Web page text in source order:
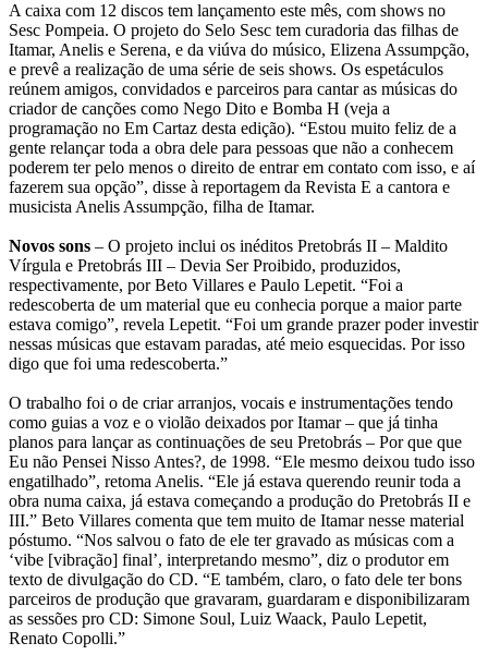
A caixa com 12 discos tem lançamento este mês, com shows no
Sesc Pompeia. O projeto do Selo Sesc tem curadoria das filhas de
Itamar, Anelis e Serena, e da viúva do músico, Elizena Assumpção,
e prevê a realização de uma série de seis shows. Os espetáculos
reúnem amigos, convidados e parceiros para cantar as músicas do
criador de canções como Nego Dito e Bomba H (veja a
programação no Em Cartaz desta edição). “Estou muito feliz de a
gente relançar toda a obra dele para pessoas que não a conhecem
poderem ter pelo menos o direito de entrar em contato com isso, e aí
fazerem sua opção”, disse à reportagem da Revista E a cantora e
musicista Anelis Assumpção, filha de Itamar.
Novos sons – O projeto inclui os inéditos Pretobrás II – Maldito
Vírgula e Pretobrás III – Devia Ser Proibido, produzidos,
respectivamente, por Beto Villares e Paulo Lepetit. “Foi a
redescoberta de um material que eu conhecia porque a maior parte
estava comigo”, revela Lepetit. “Foi um grande prazer poder investir
nessas músicas que estavam paradas, até meio esquecidas. Por isso
digo que foi uma redescoberta.”
O trabalho foi o de criar arranjos, vocais e instrumentações tendo
como guias a voz e o violão deixados por Itamar – que já tinha
planos para lançar as continuações de seu Pretobrás – Por que que
Eu não Pensei Nisso Antes?, de 1998. “Ele mesmo deixou tudo isso
engatilhado”, retoma Anelis. “Ele já estava querendo reunir toda a
obra numa caixa, já estava começando a produção do Pretobrás II e
III.” Beto Villares comenta que tem muito de Itamar nesse material
póstumo. “Nos salvou o fato de ele ter gravado as músicas com a
‘vibe [vibração] final’, interpretando mesmo”, diz o produtor em
texto de divulgação do CD. “E também, claro, o fato dele ter bons
parceiros de produção que gravaram, guardaram e disponibilizaram
as sessões pro CD: Simone Soul, Luiz Waack, Paulo Lepetit,
Renato Copolli.”